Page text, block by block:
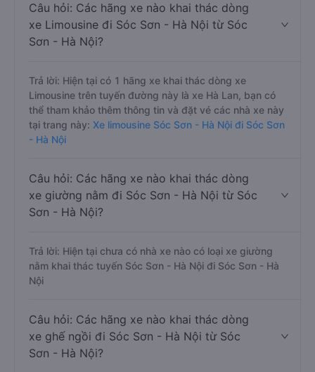
Câu hỏi: Các hãng xe nào khai thác dòng
xe Limousine đi Sóc Sơn - Hà Nội từ Sóc
Sơn - Hà Nội?
Trả lời: Hiện tại có 1 hãng xe khai thác dòng xe
Limousine trên tuyến đường này là xe Hà Lan, bạn có
thể tham khảo thêm thông tin và đặt vé các nhà xe này
tại trang này: Xe limousine Sóc Sơn - Hà Nội đi Sóc Sơn
- Hà Nội
Câu hỏi: Các hãng xe nào khai thác dòng
xe giường nằm đi Sóc Sơn - Hà Nội từ Sóc
Sơn - Hà Nội?
Trả lời: Hiện tại chưa có nhà xe nào có loại xe giường
nằm khai thác tuyến Sóc Sơn - Hà Nội đi Sóc Sơn - Hà
Nội
Câu hỏi: Các hãng xe nào khai thác dòng
xe ghế ngồi đi Sóc Sơn - Hà Nội từ Sóc
Sơn - Hà Nội?